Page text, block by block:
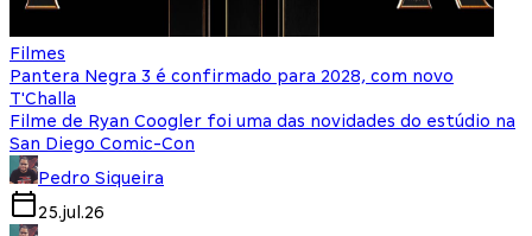
Filmes
Pantera Negra 3 é confirmado para 2028, com novo
T'Challa
Filme de Ryan Coogler foi uma das novidades do estúdio na
San Diego Comic-Con
Pedro Siqueira
25.jul.26